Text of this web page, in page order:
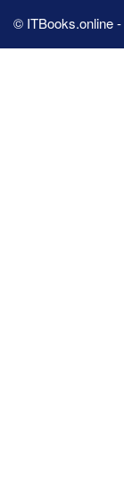
© ITBooks.online